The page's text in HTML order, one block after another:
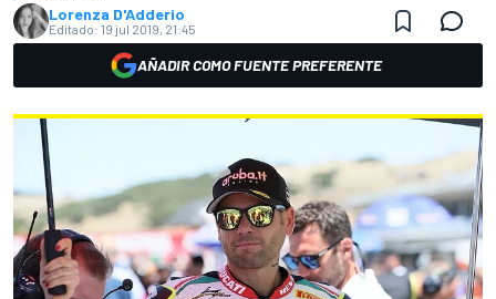
Lorenza D'Adderio
Editado: 19 jul 2019, 21:45
AÑADIR COMO FUENTE PREFERENTE